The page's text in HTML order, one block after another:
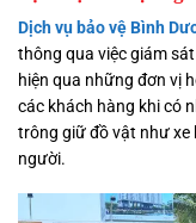
Dịch vụ bảo vệ Bình
thông qua việc giám
hiện qua những đơn vị
các khách hàng khi có
trông giữ đồ vật như xe
người.